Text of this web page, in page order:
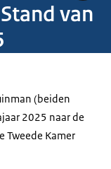
van
(beiden
2025 naar de
Tweede Kamer